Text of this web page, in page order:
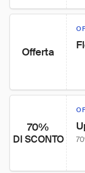
Offerta
70%
DI SCONTO